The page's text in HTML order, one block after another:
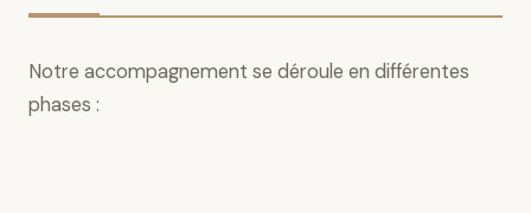
Notre accompagnement se déroule en différentes
phases :